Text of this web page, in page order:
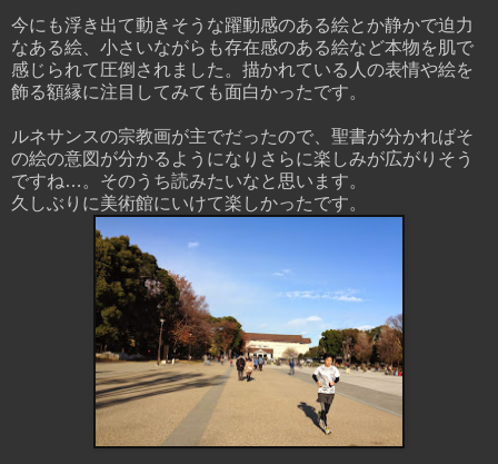
今にも浮き出て動きそうな躍動感のある絵とか静かで迫力
なある絵、小さいながらも存在感のある絵など本物を肌で
感じられて圧倒されました。描かれている人の表情や絵を
飾る額縁に注目してみても面白かったです。
ルネサンスの宗教画が主でだったので、聖書が分かればそ
の絵の意図が分かるようになりさらに楽しみが広がりそう
ですね…。そのうち読みたいなと思います。
久しぶりに美術館にいけて楽しかったです。